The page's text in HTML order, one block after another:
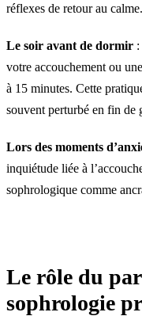
réflexes de retour au calme.
Le soir avant de dormir
votre accouchement ou
à 15 minutes. Cette
souvent perturbé en fin de
Lors des moments
inquiétude liée à
sophrologique comme
Le rôle du
sophrologie